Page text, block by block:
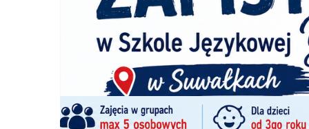
Z ŻYCIA MIASTA 22/02/2024 / 32 Komentarzy
Nowe logo nie przetrwało nawet doby